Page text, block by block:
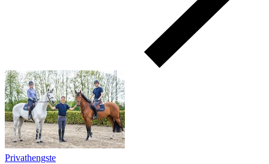
Privathengste